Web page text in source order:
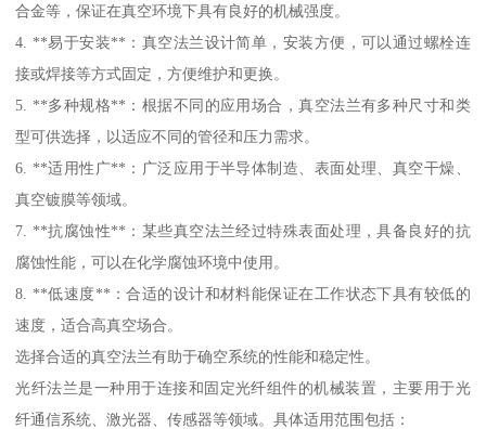
合金等，保证在真空环境下具有良好的机械强度。
4. **易于安装**：真空法兰设计简单，安装方便，可以通过螺栓连
接或焊接等方式固定，方便维护和更换。
5. **多种规格**：根据不同的应用场合，真空法兰有多种尺寸和类
型可供选择，以适应不同的管径和压力需求。
6. **适用性广**：广泛应用于半导体制造、表面处理、真空干燥、
真空镀膜等领域。
7. **抗腐蚀性**：某些真空法兰经过特殊表面处理，具备良好的抗
腐蚀性能，可以在化学腐蚀环境中使用。
8. **低速度**：合适的设计和材料能保证在工作状态下具有较低的
速度，适合高真空场合。
选择合适的真空法兰有助于确空系统的性能和稳定性。
光纤法兰是一种用于连接和固定光纤组件的机械装置，主要用于光
纤通信系统、激光器、传感器等领域。具体适用范围包括：